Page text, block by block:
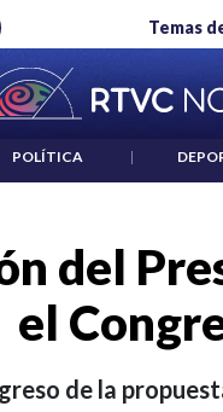
Temas
CARTA DE BETO CORAL
POLÍTICA |
del
el
de la